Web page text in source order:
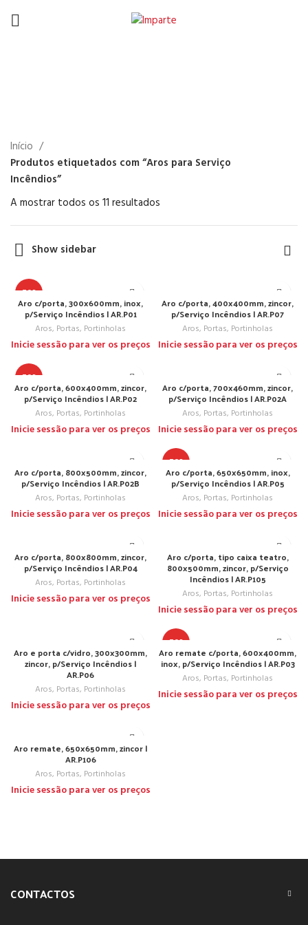
Início
Produtos etiquetados com “Aros para Serviço
Incêndios”
A mostrar todos os 11 resultados
Show sidebar
TOP
Aro c/porta, 300x600mm, inox,
p/Serviço Incêndios | AR.P01
Aros, Portas, Portinholas
Inicie sessão para ver os preços
Aro c/porta, 400x400mm, zincor,
p/Serviço Incêndios | AR.P07
Aros, Portas, Portinholas
Inicie sessão para ver os preços
TOP
Aro c/porta, 600x400mm, zincor,
p/Serviço Incêndios | AR.P02
Aros, Portas, Portinholas
Inicie sessão para ver os preços
Aro c/porta, 700x460mm, zincor,
p/Serviço Incêndios | AR.P02A
Aros, Portas, Portinholas
Inicie sessão para ver os preços
Aro c/porta, 800x500mm, zincor,
p/Serviço Incêndios | AR.P02B
Aros, Portas, Portinholas
Inicie sessão para ver os preços
TOP
Aro c/porta, 650x650mm, inox,
p/Serviço Incêndios | AR.P05
Aros, Portas, Portinholas
Inicie sessão para ver os preços
Aro c/porta, 800x800mm, zincor,
p/Serviço Incêndios | AR.P04
Aros, Portas, Portinholas
Inicie sessão para ver os preços
Aro c/porta, tipo caixa teatro,
800x500mm, zincor, p/Serviço
Incêndios | AR.P105
Aros, Portas, Portinholas
Inicie sessão para ver os preços
Aro e porta c/vidro, 300x300mm,
zincor, p/Serviço Incêndios |
AR.P06
Aros, Portas, Portinholas
Inicie sessão para ver os preços
TOP
Aro remate c/porta, 600x400mm,
inox, p/Serviço Incêndios | AR.P03
Aros, Portas, Portinholas
Inicie sessão para ver os preços
Aro remate, 650x650mm, zincor |
AR.P106
Aros, Portas, Portinholas
Inicie sessão para ver os preços
CONTACTOS